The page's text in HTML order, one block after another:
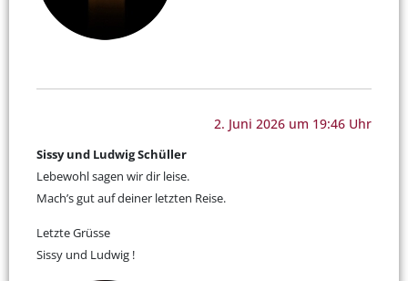
2. Juni 2026 um 19:46 Uhr
Sissy und Ludwig Schüller
Lebewohl sagen wir dir leise.
Mach’s gut auf deiner letzten Reise.
Letzte Grüsse
Sissy und Ludwig !